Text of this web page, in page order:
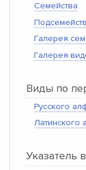
Семейства
Галерея
Галерея
Виды по
Русского
Латинского
Указатель